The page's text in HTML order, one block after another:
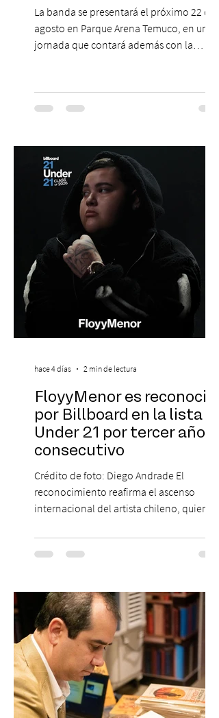
La banda se presentará el próximo 22 de
agosto en Parque Arena Temuco, en una
jornada que contará además con la
agosto, el Parque Arena Temuco será
escenario de una noche dedicada al indie
banda que llegará a la capital de La
Araucanía para ofrecer un show cargado
de energía, guitarras y canciones que han
marcado su breve pero exitosa trayectoria.
FloyyMenor es reconocido
por Billboard en la lista 21
Under 21 por tercer año
consecutivo
Crédito de foto: Diego Andrade El
reconocimiento reafirma el ascenso
internacional del artista chileno, quien
en la escena global. MIAMI, FL (3 de agosto
de 2026) — FloyyMenor ha sido
Under 21 por tercer año consecutivo,
formando parte una vez más de la
selección anual de la publicación que
destaca a los artistas menores de 21 años
más influyentes de la industria musical.
Este reconocimiento reaf
hace 4 días 2 min de lectura